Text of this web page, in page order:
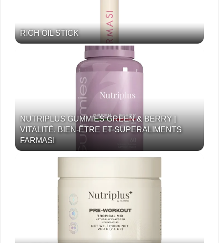
RICH OIL STICK
NUTRIPLUS GUMMIES GREEN & BERRY |
VITALITÉ, BIEN-ÊTRE ET SUPERALIMENTS
FARMASI